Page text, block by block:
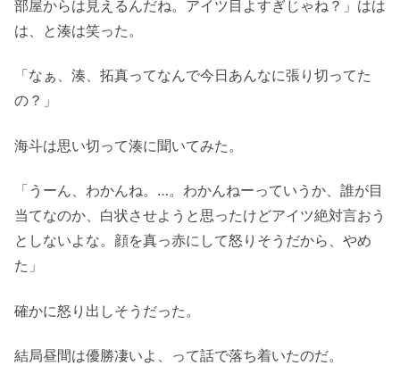
部屋からは見えるんだね。アイツ目よすぎじゃね？」はは
は、と湊は笑った。
「なぁ、湊、拓真ってなんで今日あんなに張り切ってた
の？」
海斗は思い切って湊に聞いてみた。
「うーん、わかんね。…。わかんねーっていうか、誰が目
当てなのか、白状させようと思ったけどアイツ絶対言おう
としないよな。顔を真っ赤にして怒りそうだから、やめ
た」
確かに怒り出しそうだった。
結局昼間は優勝凄いよ、って話で落ち着いたのだ。